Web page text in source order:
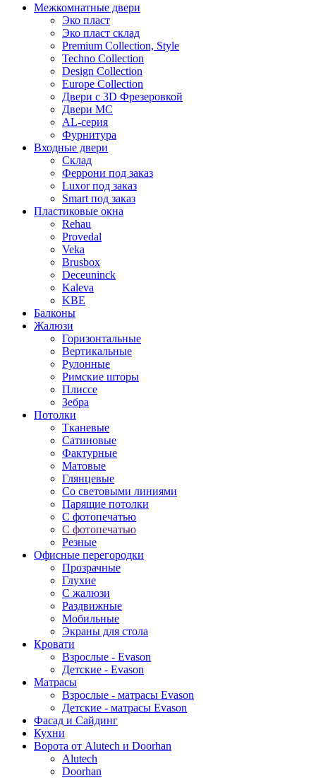
Межкомнатные двери
Эко пласт
Эко пласт склад
Premium Collection, Style
Techno Collection
Design Collection
Europe Collection
Двери с 3D Фрезеровкой
Двери МС
AL-серия
Фурнитура
Входные двери
Склад
Феррони под заказ
Luxor под заказ
Smart под заказ
Пластиковые окна
Rehau
Provedal
Veka
Brusbox
Deceuninck
Kaleva
KBE
Балконы
Жалюзи
Горизонтальные
Вертикальные
Рулонные
Римские шторы
Плиссе
Зебра
Потолки
Тканевые
Сатиновые
Фактурные
Матовые
Глянцевые
Со световыми линиями
Парящие потолки
С фотопечатью
С фотопечатью
Резные
Офисные перегородки
Прозрачные
Глухие
С жалюзи
Раздвижные
Мобильные
Экраны для стола
Кровати
Взрослые - Evason
Детские - Evason
Матрасы
Взрослые - матрасы Evason
Детские - матрасы Evason
Фасад и Сайдинг
Кухни
Ворота от Alutech и Doorhan
Alutech
Doorhan